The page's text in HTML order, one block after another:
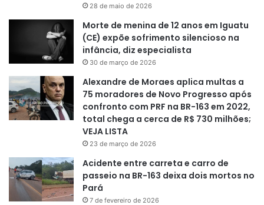
28 de maio de 2026
Morte de menina de 12 anos em Iguatu
(CE) expõe sofrimento silencioso na
infância, diz especialista
30 de março de 2026
Alexandre de Moraes aplica multas a
75 moradores de Novo Progresso após
confronto com PRF na BR-163 em 2022,
total chega a cerca de R$ 730 milhões;
VEJA LISTA
23 de março de 2026
Acidente entre carreta e carro de
passeio na BR-163 deixa dois mortos no
Pará
7 de fevereiro de 2026